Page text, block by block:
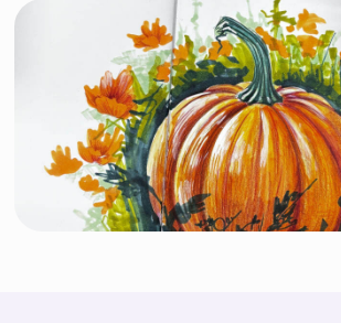
Более 7000
человек
научились
рисовать вместе с
нами и остались
довольны!